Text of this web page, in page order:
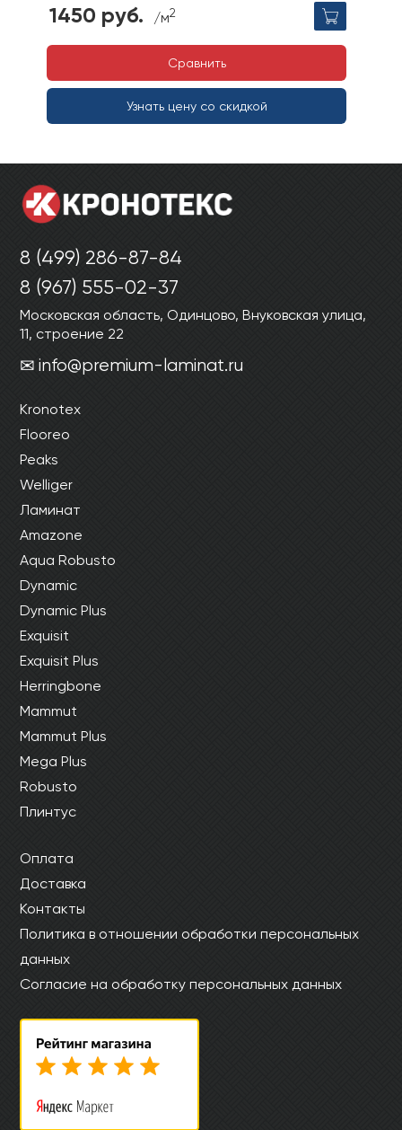
1450 руб. /м2
Сравнить
Узнать цену со скидкой
8 (499) 286-87-84
8 (967) 555-02-37
Московская область, Одинцово, Внуковская улица,
11, строение 22
info@premium-laminat.ru
Kronotex
Flooreo
Peaks
Welliger
Ламинат
Amazone
Aqua Robusto
Dynamic
Dynamic Plus
Exquisit
Exquisit Plus
Herringbone
Mammut
Mammut Plus
Mega Plus
Robusto
Плинтус
Оплата
Доставка
Контакты
Политика в отношении обработки персональных
данных
Согласие на обработку персональных данных